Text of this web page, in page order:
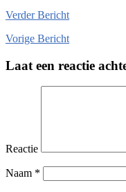
VerderBericht
Vorige Bericht
Laat een reactie
Reactie
Naam *